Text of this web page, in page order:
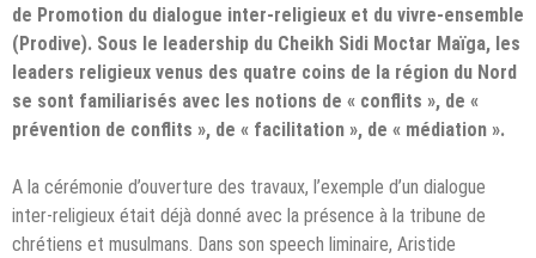
de Promotion du dialogue inter-religieux et du vivre-ensemble
(Prodive). Sous le leadership du Cheikh Sidi Moctar Maïga, les
leaders religieux venus des quatre coins de la région du Nord
se sont familiarisés avec les notions de « conflits », de «
prévention de conflits », de « facilitation », de « médiation ».
A la cérémonie d’ouverture des travaux, l’exemple d’un dialogue
inter-religieux était déjà donné avec la présence à la tribune de
chrétiens et musulmans. Dans son speech liminaire, Aristide